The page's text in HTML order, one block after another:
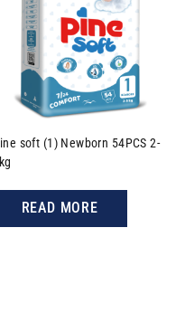
soft (1) Newborn 54PCS 2-
READ MORE